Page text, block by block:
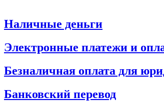
Наличные деньги
Электронные платежи и
Безналичная оплата для
Банковский перевод